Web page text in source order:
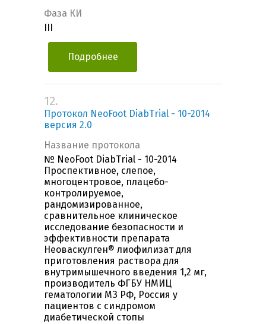
Фаза КИ
Подробнее
12.
Протокол NeoFoot DiabTrial - 10-2014
версия 2.0
Название протокола
№ NeoFoot DiabTrial - 10-2014
Проспективное, слепое,
многоцентровое, плацебо-
контролируемое,
рандомизированное,
сравнительное клиническое
исследование безопасности и
эффективности препарата
Неоваскулген® лиофилизат для
приготовления раствора для
внутримышечного введения 1,2 мг,
производитель ФГБУ НМИЦ
гематологии МЗ РФ, Россия у
пациентов с синдромом
диабетической стопы